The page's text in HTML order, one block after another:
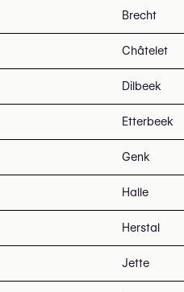
Brecht
Châtelet
Dilbeek
Etterbeek
Genk
Halle
Herstal
Jette